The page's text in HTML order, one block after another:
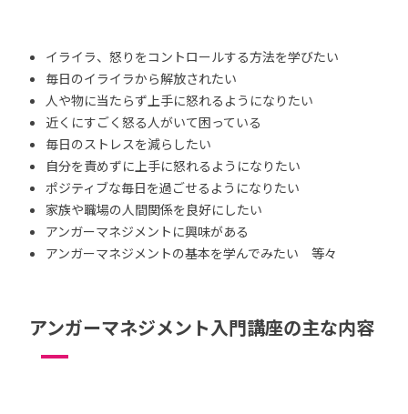
イライラ、怒りをコントロールする方法を学びたい
毎日のイライラから解放されたい
人や物に当たらず上手に怒れるようになりたい
近くにすごく怒る人がいて困っている
毎日のストレスを減らしたい
自分を責めずに上手に怒れるようになりたい
ポジティブな毎日を過ごせるようになりたい
家族や職場の人間関係を良好にしたい
アンガーマネジメントに興味がある
アンガーマネジメントの基本を学んでみたい 等々
アンガーマネジメント入門講座の主な内容